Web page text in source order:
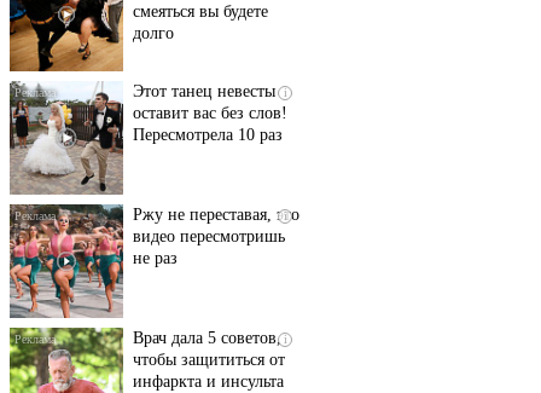
смеяться вы будете
долго
i
Этот танец невесты
оставит вас без слов!
Пересмотрела 10 раз
i
Ржу не переставая, это
видео пересмотришь
не раз
i
Врач дала 5 советов,
чтобы защититься от
инфаркта и инсульта